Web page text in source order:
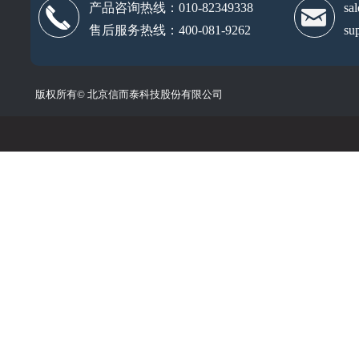
产品咨询热线：010-82349338
售后服务热线：400-081-9262
版权所有© 北京信而泰科技股份有限公司
끅 낂